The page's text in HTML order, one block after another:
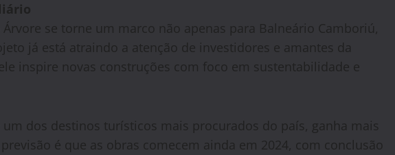
se torne um marco não apenas para Balneário Camboriú,
já está atraindo a atenção de investidores e amantes da
inspire novas construções com foco em sustentabilidade e
dos destinos turísticos mais procurados do país, ganha mais
é que as obras comecem ainda em 2024, com conclusão